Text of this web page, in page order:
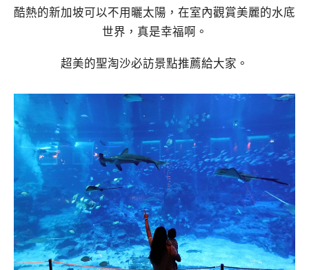
酷熱的新加坡可以不用曬太陽，在室內觀賞美麗的水底
世界，真是幸福啊。
超美的聖淘沙必訪景點推薦給大家。